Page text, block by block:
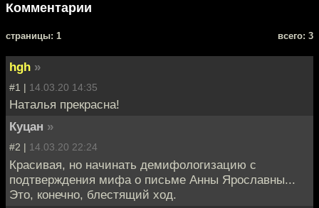
Комментарии
cтраницы: 1 всего: 3
hgh »
#1 | 14.03.20 14:35
Наталья прекрасна!
Куцан »
#2 | 14.03.20 22:24
Красивая, но начинать демифологизацию с
подтверждения мифа о письме Анны Ярославны...
Это, конечно, блестящий ход.